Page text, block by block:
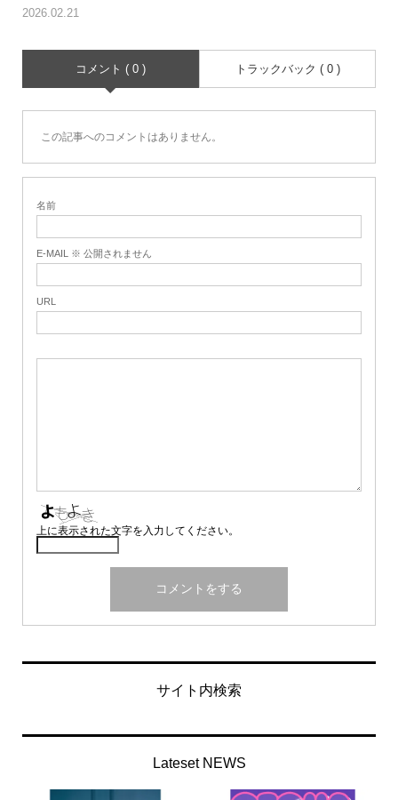
2026.02.21
コメント ( 0 ) トラックバック ( 0 )
この記事へのコメントはありません。
名前
E-MAIL ※ 公開されません
URL
上に表示された文字を入力してください。
サイト内検索
Lateset NEWS